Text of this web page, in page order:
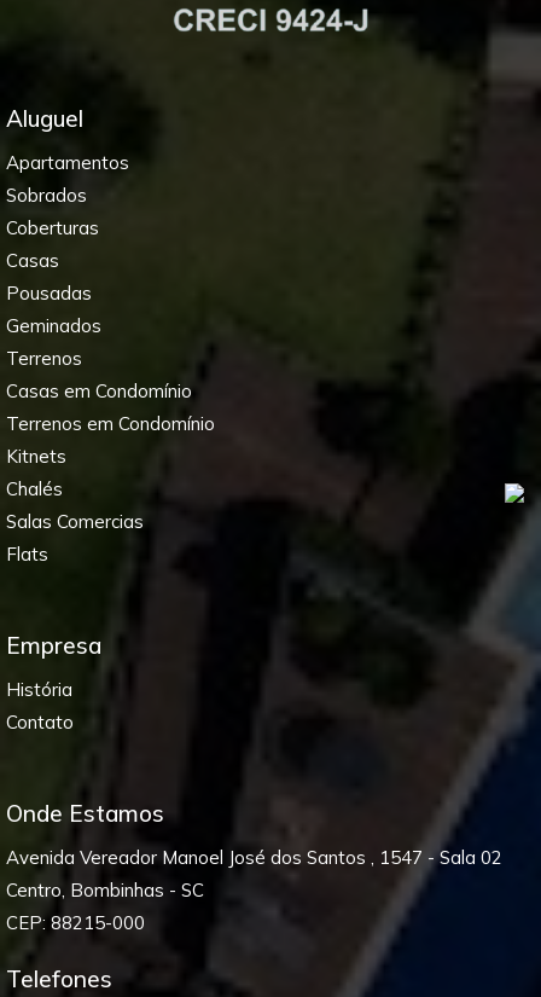
Aluguel
Apartamentos
Sobrados
Coberturas
Casas
Pousadas
Geminados
Terrenos
Casas em Condomínio
Terrenos em Condomínio
Kitnets
Chalés
Salas Comercias
Flats
Empresa
História
Contato
Onde Estamos
Avenida Vereador Manoel José dos Santos , 1547 - Sala 02
Centro, Bombinhas - SC
CEP: 88215-000
Telefones